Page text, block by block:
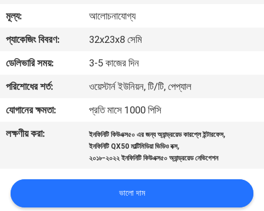
মান
নিয়ন্ত্রণ
করুন
কেস
মূল্য:
আলোচনাযোগ্য
প্যাকেজিং বিবরণ:
32x23x8 সেমি
ডেলিভারি সময়:
3-5 কাজের দিন
পরিশোধের শর্ত:
ওয়েস্টার্ন ইউনিয়ন, টি/টি, পেপ্যাল
যোগানের ক্ষমতা:
প্রতি মাসে 1000 পিসি
লক্ষণীয় করা:
ইনফিনিটি কিউএক্স৫০ এর জন্য অ্যান্ড্রয়েড কারপ্লে ইন্টারফেস,
ইনফিনিটি QX50 মাল্টিমিডিয়া ভিডিও বক্স,
২০১৮-২০২২ ইনফিনিটি কিউএক্স৫০ অ্যান্ড্রয়েড নেভিগেশন
ভালো দাম